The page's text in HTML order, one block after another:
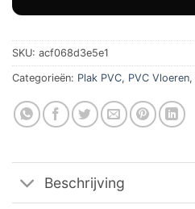
SKU: acf068d3e5e1
Categorieën: Plak PVC, PVC Vloeren,
Beschrijving